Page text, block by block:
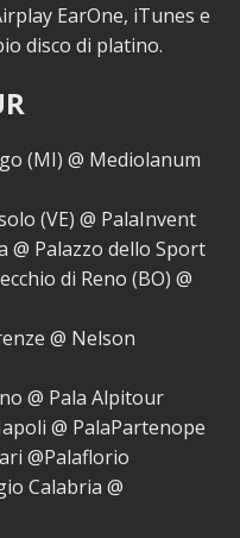
EarOne, iTunes e
disco di platino.
(MI) @ Mediolanum
(VE) @ PalaInvent
@ Palazzo dello Sport
di Reno (BO) @
@ Nelson
@ Pala Alpitour
@ PalaPartenope
@Palaflorio
Calabria @